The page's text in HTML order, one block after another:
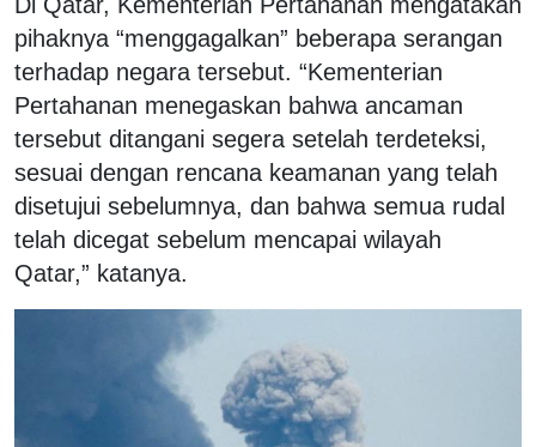
pihaknya “menggagalkan” beberapa serangan
terhadap negara tersebut. “Kementerian
Pertahanan menegaskan bahwa ancaman
tersebut ditangani segera setelah terdeteksi,
sesuai dengan rencana keamanan yang telah
disetujui sebelumnya, dan bahwa semua rudal
telah dicegat sebelum mencapai wilayah
Qatar,” katanya.